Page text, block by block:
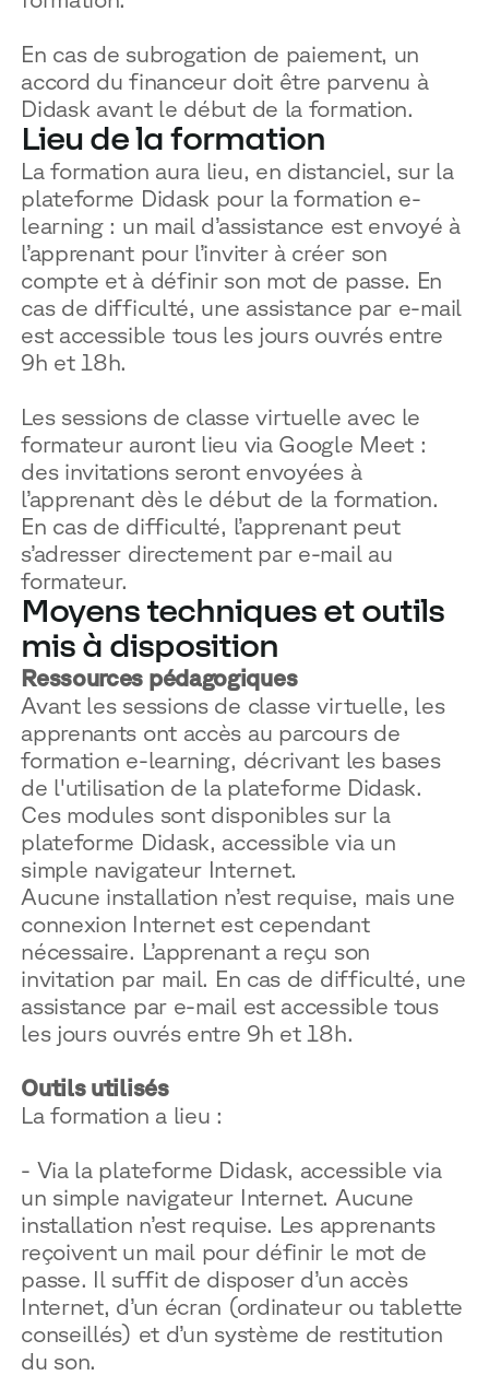
En cas de subrogation de paiement, un
accord du financeur doit être parvenu à
Didask avant le début de la formation.
Lieu de la formation
La formation aura lieu, en distanciel, sur la
plateforme Didask pour la formation e-
learning : un mail d’assistance est envoyé à
l’apprenant pour l’inviter à créer son
compte et à définir son mot de passe. En
cas de difficulté, une assistance par e-mail
est accessible tous les jours ouvrés entre
9h et 18h.
Les sessions de classe virtuelle avec le
formateur auront lieu via Google Meet :
des invitations seront envoyées à
l’apprenant dès le début de la formation.
En cas de difficulté, l’apprenant peut
s’adresser directement par e-mail au
formateur.
Moyens techniques et outils
mis à disposition
Ressources pédagogiques
Avant les sessions de classe virtuelle, les
apprenants ont accès au parcours de
formation e-learning, décrivant les bases
de l'utilisation de la plateforme Didask.
Ces modules sont disponibles sur la
plateforme Didask, accessible via un
simple navigateur Internet.
Aucune installation n’est requise, mais une
connexion Internet est cependant
nécessaire. L’apprenant a reçu son
invitation par mail. En cas de difficulté, une
assistance par e-mail est accessible tous
les jours ouvrés entre 9h et 18h.
Outils utilisés
La formation a lieu :
- Via la plateforme Didask, accessible via
un simple navigateur Internet. Aucune
installation n’est requise. Les apprenants
reçoivent un mail pour définir le mot de
passe. Il suffit de disposer d’un accès
Internet, d’un écran (ordinateur ou tablette
conseillés) et d’un système de restitution
du son.